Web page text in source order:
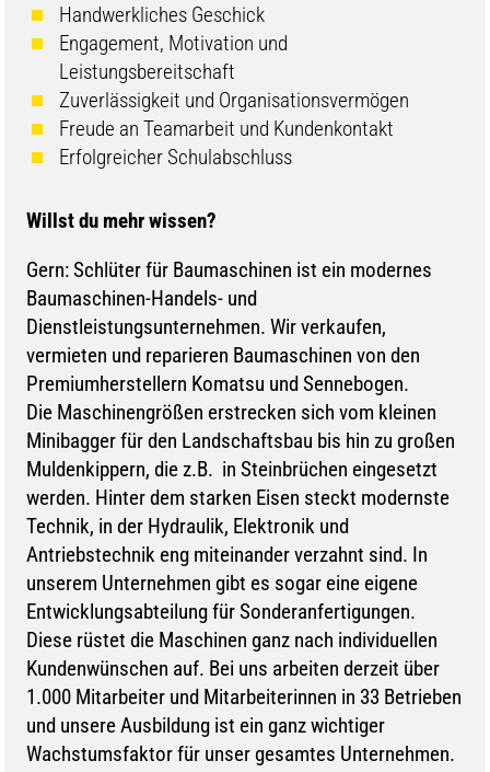
Handwerkliches Geschick
Engagement, Motivation und
Leistungsbereitschaft
Zuverlässigkeit und Organisationsvermögen
Freude an Teamarbeit und Kundenkontakt
Erfolgreicher Schulabschluss
Willst du mehr wissen?
Gern: Schlüter für Baumaschinen ist ein modernes
Baumaschinen-Handels- und
Dienstleistungsunternehmen. Wir verkaufen,
vermieten und reparieren Baumaschinen von den
Premiumherstellern Komatsu und Sennebogen.
Die Maschinengrößen erstrecken sich vom kleinen
Minibagger für den Landschaftsbau bis hin zu großen
Muldenkippern, die z.B. in Steinbrüchen eingesetzt
werden. Hinter dem starken Eisen steckt modernste
Technik, in der Hydraulik, Elektronik und
Antriebstechnik eng miteinander verzahnt sind. In
unserem Unternehmen gibt es sogar eine eigene
Entwicklungsabteilung für Sonderanfertigungen.
Diese rüstet die Maschinen ganz nach individuellen
Kundenwünschen auf. Bei uns arbeiten derzeit über
1.000 Mitarbeiter und Mitarbeiterinnen in 33 Betrieben
und unsere Ausbildung ist ein ganz wichtiger
Wachstumsfaktor für unser gesamtes Unternehmen.